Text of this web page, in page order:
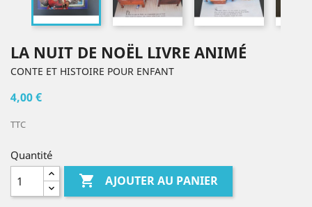
LA NUIT DE NOËL LIVRE ANIMÉ
CONTE ET HISTOIRE POUR ENFANT
4,00 €
TTC
Quantité
 AJOUTER AU PANIER